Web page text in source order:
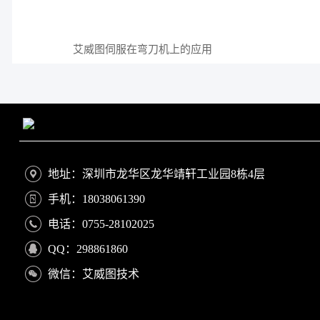
艾威图伺服在弯刀机上的应用
地址：深圳市龙华区龙华靖轩工业园8栋4层
手机：18038061390
电话：0755-28102025
QQ：298861860
微信：艾威图技术